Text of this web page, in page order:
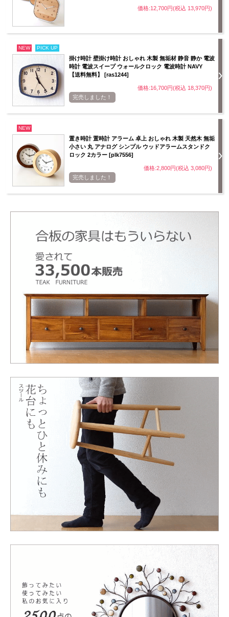
価格:12,700円(税込 13,970円)
NEW PICK UP
掛け時計 壁掛け時計 おしゃれ 木製 無垢材 静音 静か 電波
時計 電波スイープ ウォールクロック 電波時計 NAVY
【送料無料】 [ras1244]
価格:16,700円(税込 18,370円)
完売しました！
NEW
置き時計 置時計 アラーム 卓上 おしゃれ 木製 天然木 無垢
小さい 丸 アナログ シンプル ウッドアラームスタンドク
ロック 2カラー [plk7556]
価格:2,800円(税込 3,080円)
完売しました！